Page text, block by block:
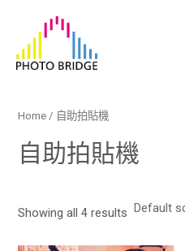
Home / 自助拍貼機
自助拍貼機
Showing all 4 results